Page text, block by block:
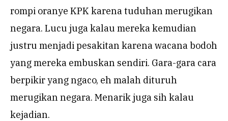
rompi oranye KPK karena tuduhan merugikan
negara. Lucu juga kalau mereka kemudian
justru menjadi pesakitan karena wacana bodoh
yang mereka embuskan sendiri. Gara-gara cara
berpikir yang ngaco, eh malah dituruh
merugikan negara. Menarik juga sih kalau
kejadian.